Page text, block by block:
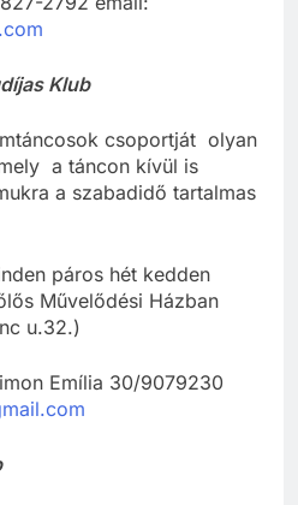
Klub
csoportját olyan
a táncon kívül is
a szabadidő tartalmas
páros hét kedden
Művelődési Házban
u.32.)
Emília 30/9079230